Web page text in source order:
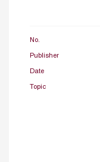
No.
Publisher
Date
Topic